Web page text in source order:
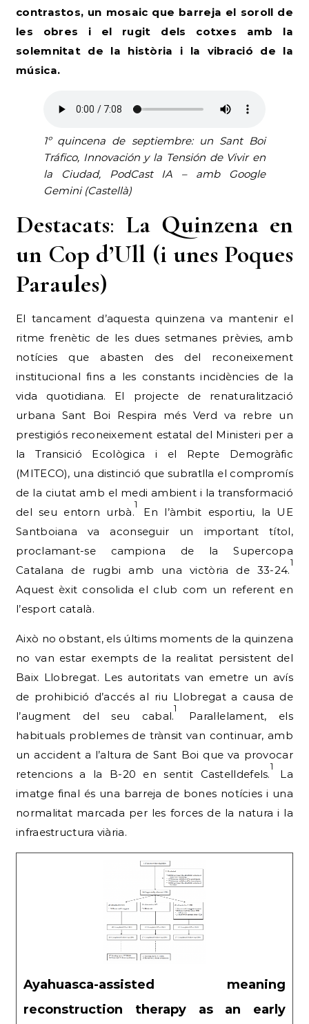
contrastos, un mosaic que barreja el soroll de
les obres i el rugit dels cotxes amb la
solemnitat de la història i la vibració de la
música.
1º quincena de septiembre: un Sant Boi
Tráfico, Innovación y la Tensión de Vivir en
la Ciudad, PodCast IA – amb Google
Gemini (Castellà)
Destacats: La Quinzena en
un Cop d’Ull (i unes Poques
Paraules)
El tancament d’aquesta quinzena va mantenir el
ritme frenètic de les dues setmanes prèvies, amb
notícies que abasten des del reconeixement
institucional fins a les constants incidències de la
vida quotidiana. El projecte de renaturalització
urbana Sant Boi Respira més Verd va rebre un
prestigiós reconeixement estatal del Ministeri per a
la Transició Ecològica i el Repte Demogràfic
(MITECO), una distinció que subratlla el compromís
de la ciutat amb el medi ambient i la transformació
del seu entorn urbà.
1
En l’àmbit esportiu, la UE
Santboiana va aconseguir un important títol,
proclamant-se campiona de la Supercopa
Catalana de rugbi amb una victòria de 33-24.
1
Aquest èxit consolida el club com un referent en
l’esport català.
Això no obstant, els últims moments de la quinzena
no van estar exempts de la realitat persistent del
Baix Llobregat. Les autoritats van emetre un avís
de prohibició d’accés al riu Llobregat a causa de
l’augment del seu cabal.
1
Paral·lelament, els
habituals problemes de trànsit van continuar, amb
un accident a l’altura de Sant Boi que va provocar
retencions a la B-20 en sentit Castelldefels.
1
La
imatge final és una barreja de bones notícies i una
normalitat marcada per les forces de la natura i la
infraestructura viària.
Ayahuasca-assisted meaning
reconstruction therapy as an early